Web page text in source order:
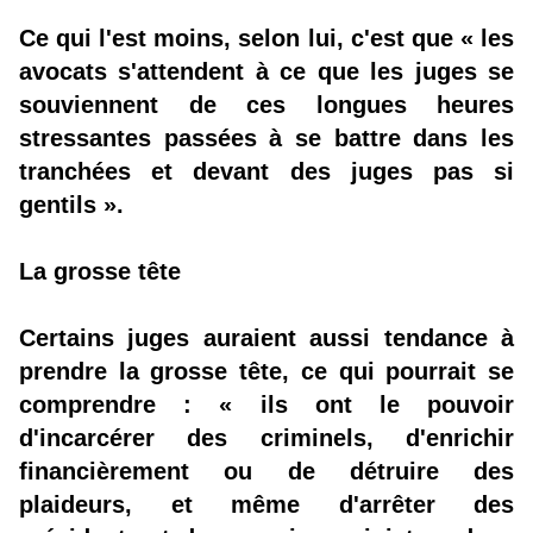
Ce qui l'est moins, selon lui, c'est que « les
avocats s'attendent à ce que les juges se
souviennent de ces longues heures
stressantes passées à se battre dans les
tranchées et devant des juges pas si
gentils ».
La grosse tête
Certains juges auraient aussi tendance à
prendre la grosse tête, ce qui pourrait se
comprendre : « ils ont le pouvoir
d'incarcérer des criminels, d'enrichir
financièrement ou de détruire des
plaideurs, et même d'arrêter des